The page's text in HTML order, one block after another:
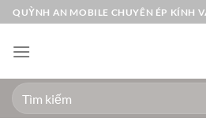
Bỏ
qua
nội
QUỲNH AN MOBILE CHUYÊN ÉP KÍNH
Tìm
kiếm: